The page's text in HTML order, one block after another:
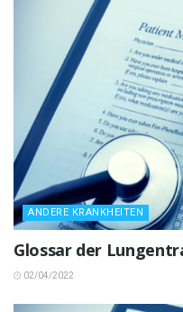
ANDERE KRANKHEITEN
Glossar der
02/04/2022